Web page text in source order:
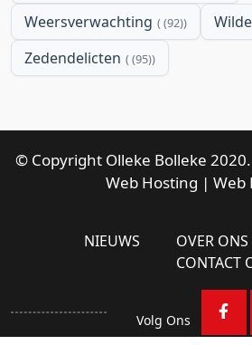
Weersverwachting (92)
Zedendelicten (95)
© Copyright Olleke Bolleke
Web Hosting | Web
NIEUWS OVER ONS
CONTACT
Volg Ons